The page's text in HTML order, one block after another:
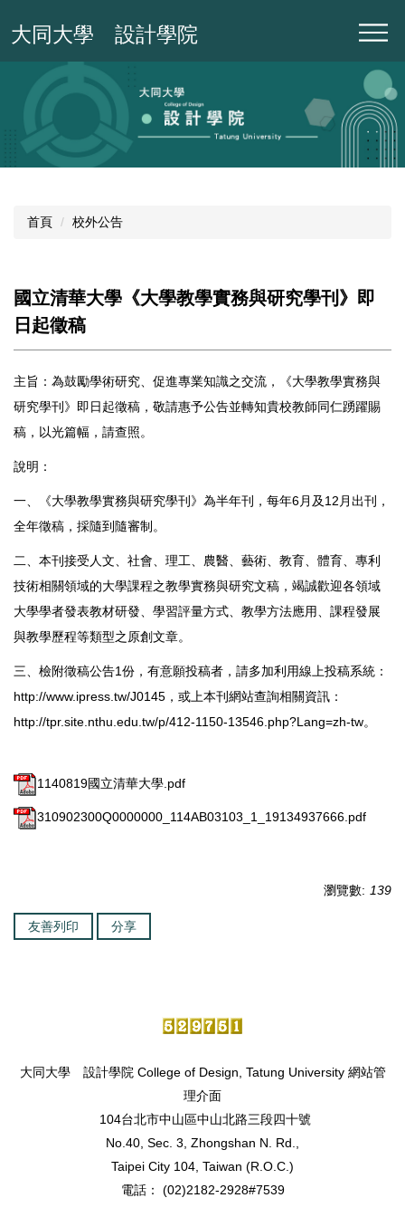
到
大同大學 設計學院
首頁 校外公告
國立清華大學《大學教學實務與研究學刊》即
日起徵稿
主旨：為鼓勵學術研究、促進專業知識之交流，《大學教學實務與
研究學刊》即日起徵稿，敬請惠予公告並轉知貴校教師同仁踴躍賜
稿，以光篇幅，請查照。
說明：
一、《大學教學實務與研究學刊》為半年刊，每年6月及12月出刊，
全年徵稿，採隨到隨審制。
二、本刊接受人文、社會、理工、農醫、藝術、教育、體育、專利
技術相關領域的大學課程之教學實務與研究文稿，竭誠歡迎各領域
大學學者發表教材研發、學習評量方式、教學方法應用、課程發展
與教學歷程等類型之原創文章。
三、檢附徵稿公告1份，有意願投稿者，請多加利用線上投稿系統：
http://www.ipress.tw/J0145，或上本刊網站查詢相關資訊：
http://tpr.site.nthu.edu.tw/p/412-1150-13546.php?Lang=zh-tw。
1140819國立清華大學.pdf
310902300Q0000000_114AB03103_1_19134937666.pdf
瀏覽數: 139
友善列印 分享
大同大學 設計學院 College of Design, Tatung University 網站管
理介面
104台北市中山區中山北路三段四十號
No.40, Sec. 3, Zhongshan N. Rd.,
Taipei City 104, Taiwan (R.O.C.)
電話： (02)2182-2928#7539